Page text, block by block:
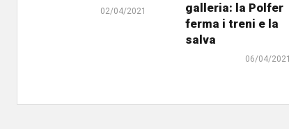
02/04/2021
galleria: la Polfer
ferma i treni e la
salva
06/04/2021